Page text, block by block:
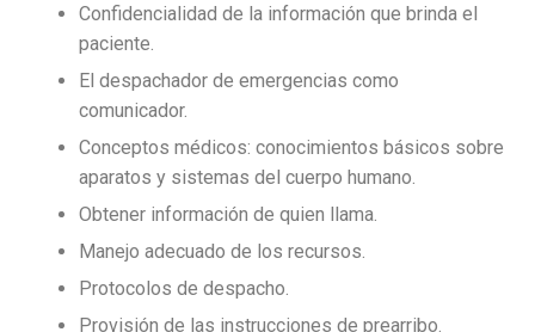
Confidencialidad de la información que brinda el
paciente.
El despachador de emergencias como
comunicador.
Conceptos médicos: conocimientos básicos sobre
aparatos y sistemas del cuerpo humano.
Obtener información de quien llama.
Manejo adecuado de los recursos.
Protocolos de despacho.
Provisión de las instrucciones de prearribo.